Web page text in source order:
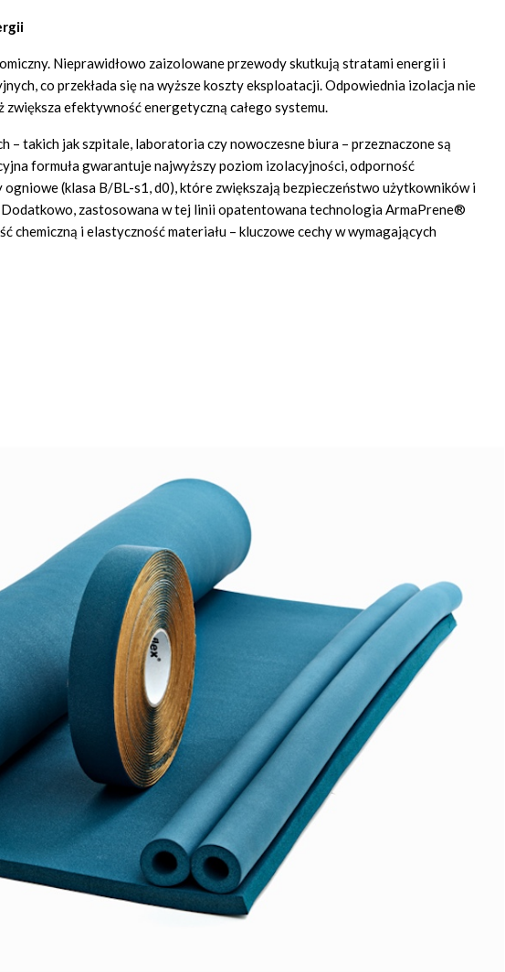
Nieprawidłowo zaizolowane przewody skutkują stratami energii i
co przekłada się na wyższe koszty eksploatacji. Odpowiednia izolacja nie
efektywność energetyczną całego systemu.
– takich jak szpitale, laboratoria czy nowoczesne biura – przeznaczone są
formuła gwarantuje najwyższy poziom izolacyjności, odporność
(klasa B/BL-s1, d0), które zwiększają bezpieczeństwo użytkowników i
zastosowana w tej linii opatentowana technologia ArmaPrene®
chemiczną i elastyczność materiału – kluczowe cechy w wymagających